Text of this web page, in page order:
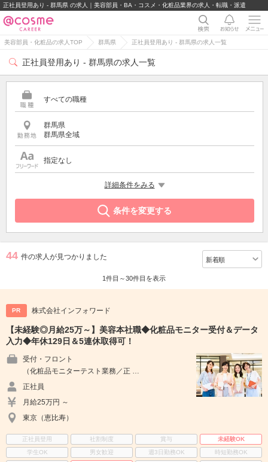
正社員登用あり - 群馬県 の求人｜美容部員・BA・コスメ・化粧品業界の求人・転職・派遣
美容部員・化粧品の求人TOP 群馬県 正社員登用あり - 群馬県の求人一覧
正社員登用あり - 群馬県の求人一覧
すべての職種
群馬県
群馬県全域
指定なし
詳細条件をみる
条件を変更する
44 件の求人が見つかりました
1件目～30件目を表示
PR 株式会社インフォワード
【未経験◎月給25万～】美容本社職◆化粧品モニター受付＆データ
入力◆年休129日＆5連休取得可！
受付・フロント
（化粧品モニターテスト業務／正 …
正社員
月給25万円 ～
東京（恵比寿）
正社員登用 社割制度 賞与
未経験OK
学生OK
男女歓迎 週3日勤務OK
時短勤務OK